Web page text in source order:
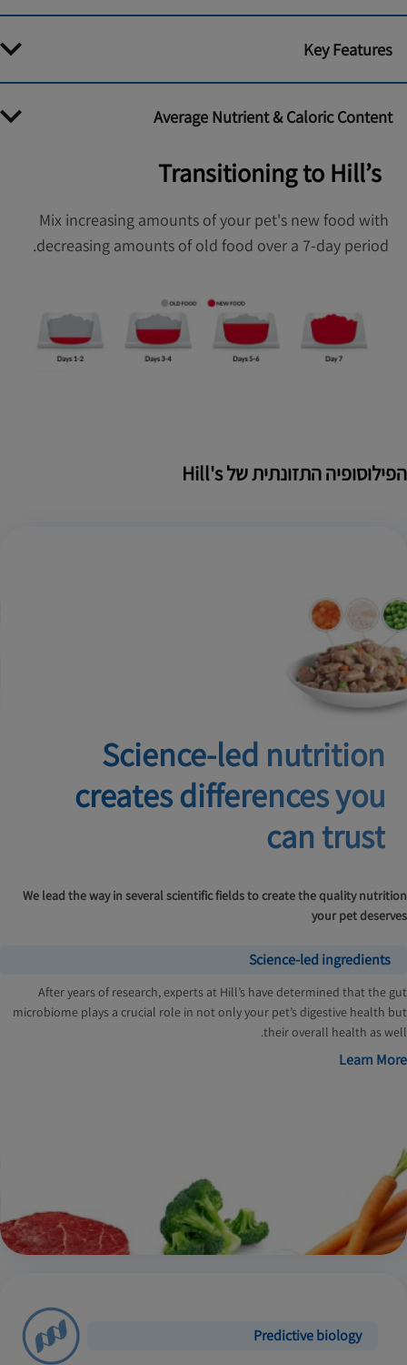
Key Features
Average Nutrient & Caloric Content
Transitioning to Hill’s
Mix increasing amounts of your pet's new food with
decreasing amounts of old food over a 7-day period.
הפילוסופיה התזונתית של Hill's
Science-led nutrition
createsdifferences you
can trust
We lead the way in several scientific fields to create the quality nutrition
your pet deserves
Science-led ingredients
After years of research, experts at Hill’s have determined that the gut
microbiome plays a crucial role in not only your pet’s digestive health but
their overall health as well.
Learn More
Predictive biology